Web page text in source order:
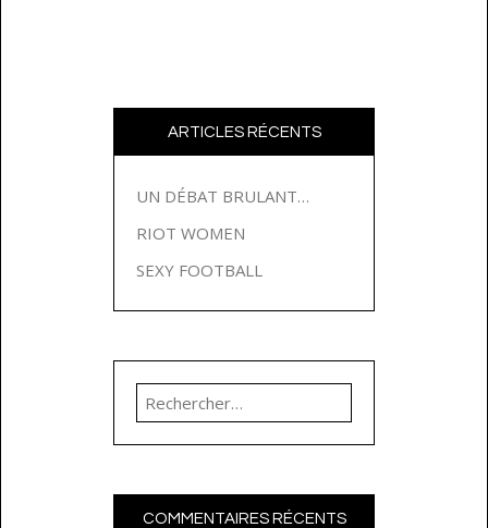
ARTICLES RÉCENTS
UN DÉBAT BRULANT…
RIOT WOMEN
SEXY FOOTBALL
Rechercher :
COMMENTAIRES RÉCENTS